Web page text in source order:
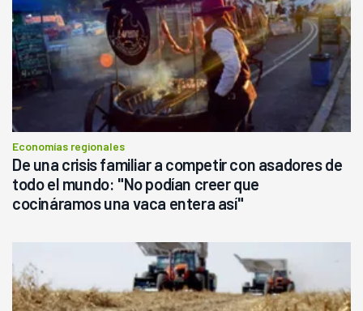
Economías regionales
De una crisis familiar a competir con asadores de
todo el mundo: "No podían creer que
cocináramos una vaca entera así"